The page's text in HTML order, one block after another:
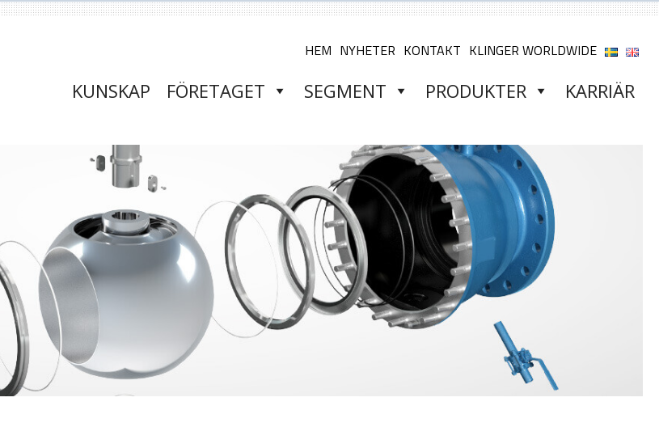
HEM NYHETER KONTAKT KLINGER WORLDWIDE
KUNSKAP FÖRETAGET SEGMENT PRODUKTER KARRIÄR